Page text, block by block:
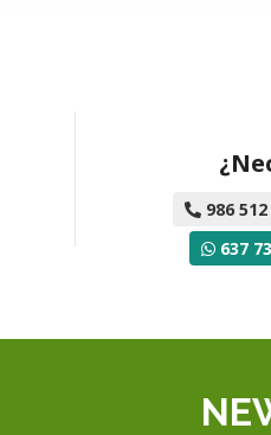
986
637